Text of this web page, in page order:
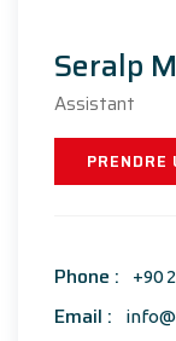
Seralp
Assistant
PRENDRE
Phone : +90
Email :